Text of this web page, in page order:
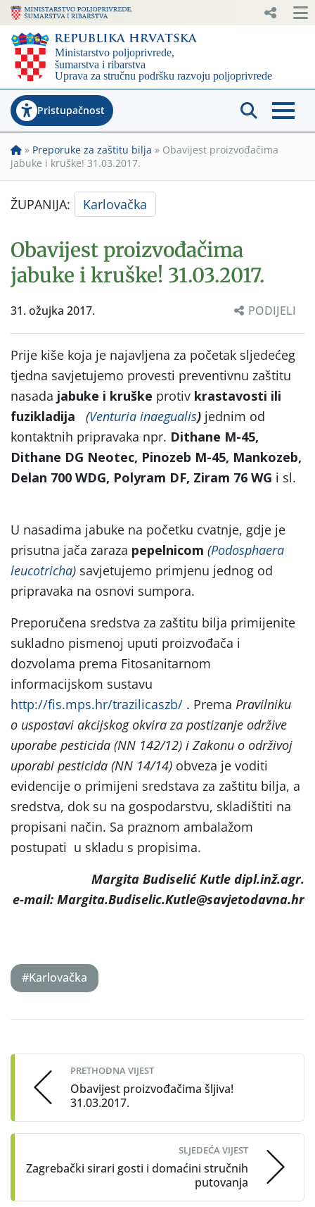
Pristupačnost
» Preporuke za zaštitu bilja » Obavijest proizvođačima
jabuke i kruške! 31.03.2017.
ŽUPANIJA: Karlovačka
Obavijest proizvođačima
jabuke i kruške! 31.03.2017.
31. ožujka 2017. PODIJELI
Prije kiše koja je najavljena za početak sljedećeg
tjedna savjetujemo provesti preventivnu zaštitu
nasada jabuke i kruške protiv krastavosti ili
fuzikladija
(Venturia inaegualis) jednim od
kontaktnih pripravaka npr. Dithane M-45,
Dithane DG Neotec, Pinozeb M-45, Mankozeb,
Delan 700 WDG, Polyram DF, Ziram 76 WG i sl.
U nasadima jabuke na početku cvatnje, gdje je
prisutna jača zaraza pepelnicom (Podosphaera
leucotricha) savjetujemo primjenu jednog od
pripravaka na osnovi sumpora.
Preporučena sredstva za zaštitu bilja primijenite
sukladno pismenoj uputi proizvođača i
dozvolama prema Fitosanitarnom
informacijskom sustavu
http://fis.mps.hr/trazilicaszb/ . Prema Pravilniku
o uspostavi akcijskog okvira za postizanje održive
uporabe pesticida (NN 142/12) i Zakonu o održivoj
uporabi pesticida (NN 14/14) obveza je voditi
evidencije o primijeni sredstava za zaštitu bilja, a
sredstva, dok su na gospodarstvu, skladištiti na
propisani način. Sa praznom ambalažom
postupati u skladu s propisima.
Margita Budiselić Kutle dipl.inž.agr.
e-mail: Margita.Budiselic.Kutle@savjetodavna.hr
#Karlovačka
navigation
PRETHODNA VIJEST
Obavijest proizvođačima šljiva!
31.03.2017.
SLJEDEĆA VIJEST
Zagrebački sirari gosti i domaćini stručnih
putovanja